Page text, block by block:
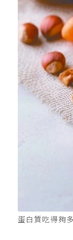
蛋白質吃得夠